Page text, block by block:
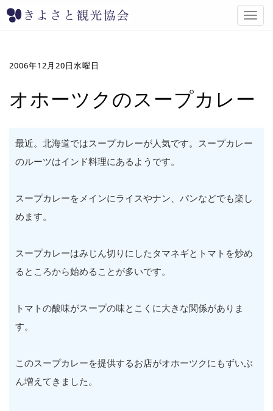
T
o
a
n
2006年12月20日水曜日
オホーツクのスープカレー
最近。北海道ではスープカレーが人気です。スープカレー
のルーツはインド料理にあるようです。
スープカレーをメインにライスやナン、パンなどでも楽し
めます。
スープカレーはみじん切りにしたタマネギとトマトを炒め
るところから始めることが多いです。
トマトの酸味がスープの味とこくに大きな関係がありま
す。
このスープカレーを提供するお店がオホーツクにもずいぶ
ん増えてきました。